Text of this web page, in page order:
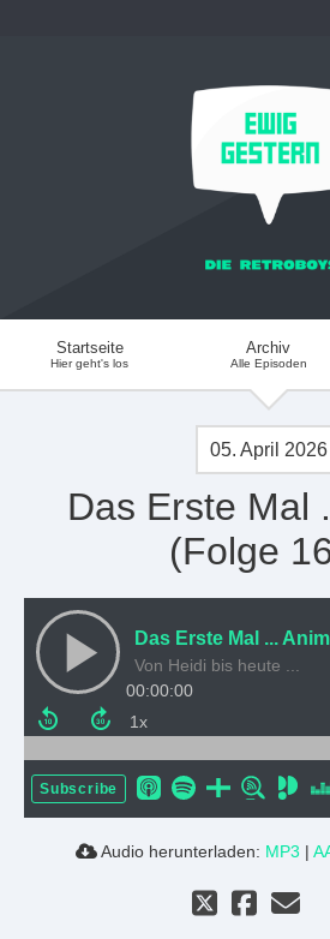
Startseite
Hier geht's los
Archiv
Alle Episoden
05. April 2026
Das Erste Mal
(Folge
Das Erste Mal ...
Von Heidi bis heute ...
00:00:00
Subscribe
Audio herunterladen: MP3 |